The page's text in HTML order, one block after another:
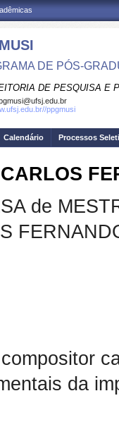
DE PÓS-
DE PESQUISA E
ppgmusi
Calendário Processos
de
da